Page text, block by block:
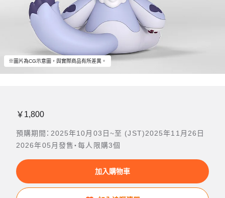
※圖片為CG示意圖，與實際商品有所差異。
￥1,800
預購期間：2025年10月03日~至 (JST)2025年11月26日
2026年05月發售・每人限購3個
加入購物車